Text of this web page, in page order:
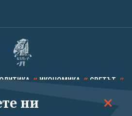
ИКОНОМИКА СВЕТЪТ
ТЕХНОЛОГИИ КАЛЕЙДОСКОП
ни